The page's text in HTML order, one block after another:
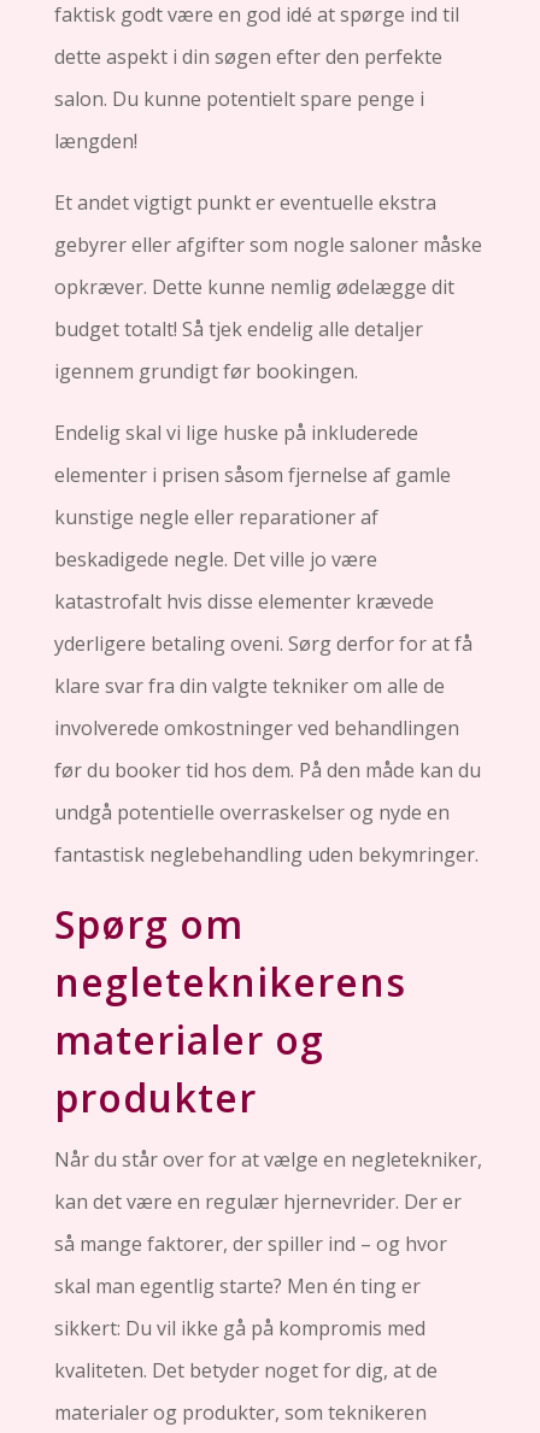
faktisk godt være en god idé at spørge ind til
dette aspekt i din søgen efter den perfekte
salon. Du kunne potentielt spare penge i
længden!
Et andet vigtigt punkt er eventuelle ekstra
gebyrer eller afgifter som nogle saloner måske
opkræver. Dette kunne nemlig ødelægge dit
budget totalt! Så tjek endelig alle detaljer
igennem grundigt før bookingen.
Endelig skal vi lige huske på inkluderede
elementer i prisen såsom fjernelse af gamle
kunstige negle eller reparationer af
beskadigede negle. Det ville jo være
katastrofalt hvis disse elementer krævede
yderligere betaling oveni. Sørg derfor for at få
klare svar fra din valgte tekniker om alle de
involverede omkostninger ved behandlingen
før du booker tid hos dem. På den måde kan du
undgå potentielle overraskelser og nyde en
fantastisk neglebehandling uden bekymringer.
Spørg om
negleteknikerens
materialer og
produkter
Når du står over for at vælge en negletekniker,
kan det være en regulær hjernevrider. Der er
så mange faktorer, der spiller ind – og hvor
skal man egentlig starte? Men én ting er
sikkert: Du vil ikke gå på kompromis med
kvaliteten. Det betyder noget for dig, at de
materialer og produkter, som teknikeren